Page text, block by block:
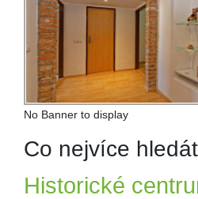
No Banner to display
Co nejvíce
Historické